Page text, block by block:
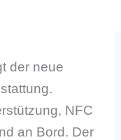
der neue
NFC
an Bord. Der